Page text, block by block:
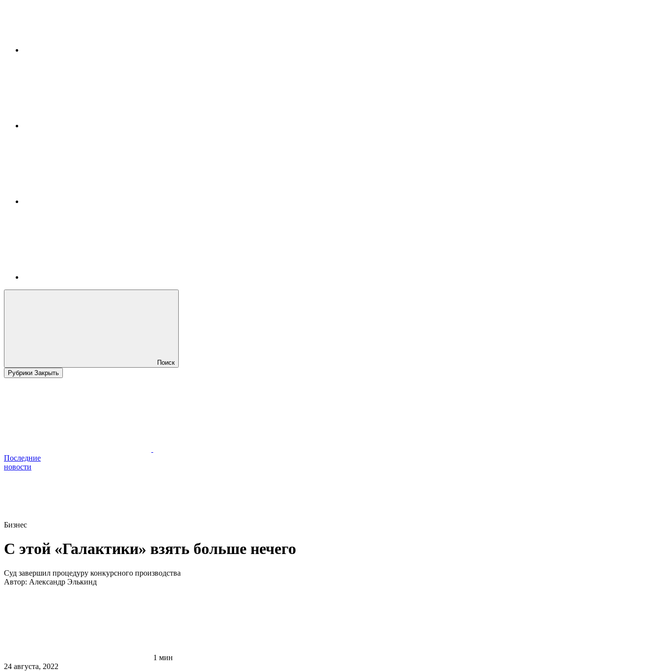
Поиск
Рубрики Закрыть
Последние
новости
Бизнес
С этой «Галактики» взять больше нечего
Суд завершил процедуру конкурсного производства
Автор: Александр Элькинд
1 мин
24 августа, 2022